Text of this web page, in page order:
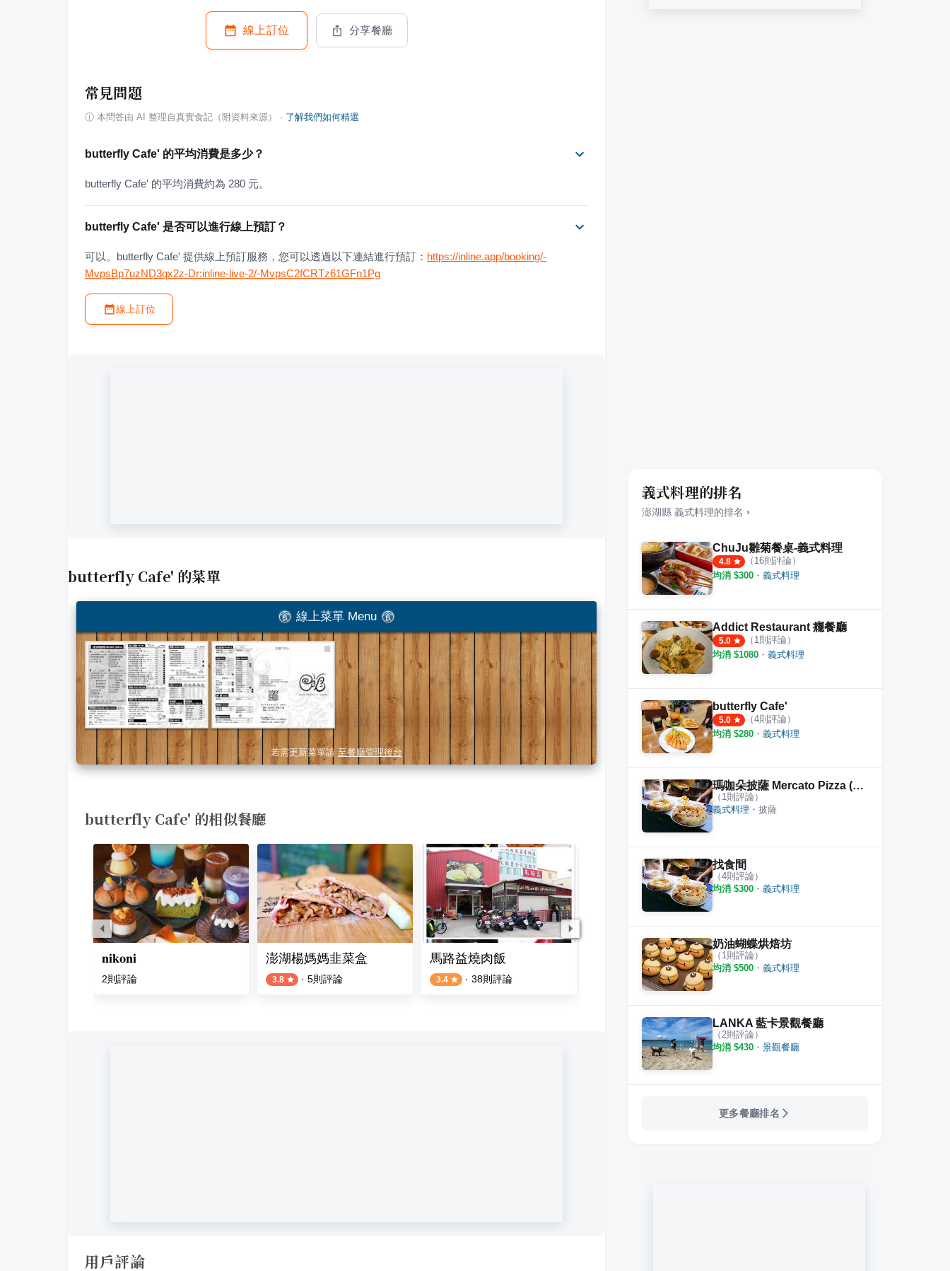
線上訂位 分享餐廳
常見問題
ⓘ 本問答由 AI 整理自真實食記（附資料來源） · 了解我們如何精選
butterfly Cafe' 的平均消費是多少？
butterfly Cafe' 的平均消費約為 280 元。
butterfly Cafe' 是否可以進行線上預訂？
可以。butterfly Cafe' 提供線上預訂服務，您可以透過以下連結進行預訂： https://inline.app/booking/-
MvpsBp7uzND3qx2z-Dr:inline-live-2/-MvpsC2fCRTz61GFn1Pg
線上訂位
butterfly Cafe' 的菜單
線上菜單 Menu
若需更新菜單請 至餐廳管理後台
butterfly Cafe' 的相似餐廳
𝐧𝐢𝐤𝐨𝐧𝐢
2則評論
澎湖楊媽媽韭菜盒
3.8 · 5則評論
馬路益燒肉飯
3.4 · 38則評論
海龜蛋燒
則評論
用戶評論
義式料理的排名
澎湖縣 義式料理的排名 ›
ChuJu雛菊餐桌-義式料理
4.8 （ 16則評論）
均消 $300 ・ 義式料理
Addict Restaurant 癮餐廳
5.0 （ 1則評論）
均消 $1080 ・ 義式料理
butterfly Cafe'
5.0 （4則評論）
均消 $280 ・ 義式料理
瑪咖朵披薩 Mercato Pizza (公休到2024.3月)
（ 1 則評論）
義式料理 ・ 披薩
找食間
（4則評論）
均消 $300 ・ 義式料理
奶油蝴蝶烘焙坊
（ 1 則評論）
均消 $500 ・ 義式料理
LANKA 藍卡景觀餐廳
（ 2則評論）
均消 $430 ・ 景觀餐廳
更多餐廳排名